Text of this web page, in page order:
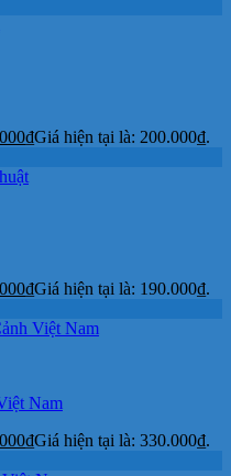
₫Giá hiện tại là: 200.000₫.
₫Giá hiện tại là: 190.000₫.
Nam
₫Giá hiện tại là: 330.000₫.